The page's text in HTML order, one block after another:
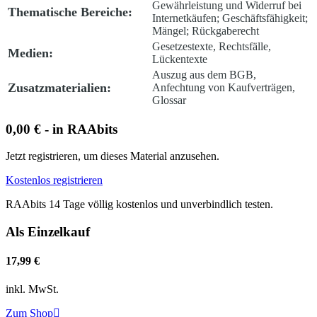
Thematische Bereiche:
Gewährleistung und Widerruf bei
Internetkäufen; Geschäftsfähigkeit;
Mängel; Rückgaberecht
Medien:
Gesetzestexte, Rechtsfälle,
Lückentexte
Zusatzmaterialien:
Auszug aus dem BGB,
Anfechtung von Kaufverträgen,
Glossar
0,00 € - in RAAbits
Jetzt registrieren, um dieses Material anzusehen.
Kostenlos registrieren
RAAbits 14 Tage völlig kostenlos und unverbindlich testen.
Als Einzelkauf
17,99 €
inkl. MwSt.
Zum Shop